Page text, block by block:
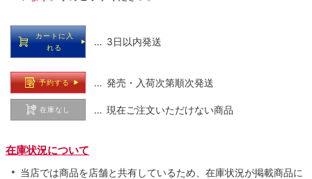
カートに入
れる
… 3日以内発送
予約する … 発売・入荷次第順次発送
在庫なし … 現在ご注文いただけない商品
在庫状況について
当店では商品を店舗と共有しているため、在庫状況が掲載商品に